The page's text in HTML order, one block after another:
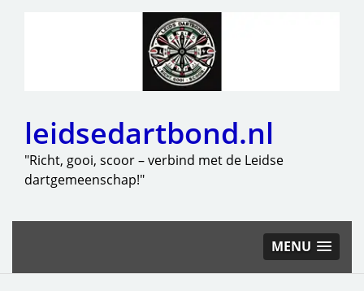
leidsedartbond.nl
"Richt, gooi, scoor – verbind met de Leidse
dartgemeenschap!"
MENU